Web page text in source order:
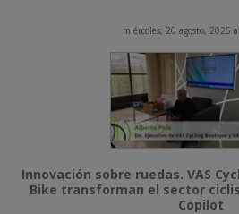
miércoles, 20 agosto, 2025
Innovación sobre ruedas. VAS
Bike transforman el sector
Copilot